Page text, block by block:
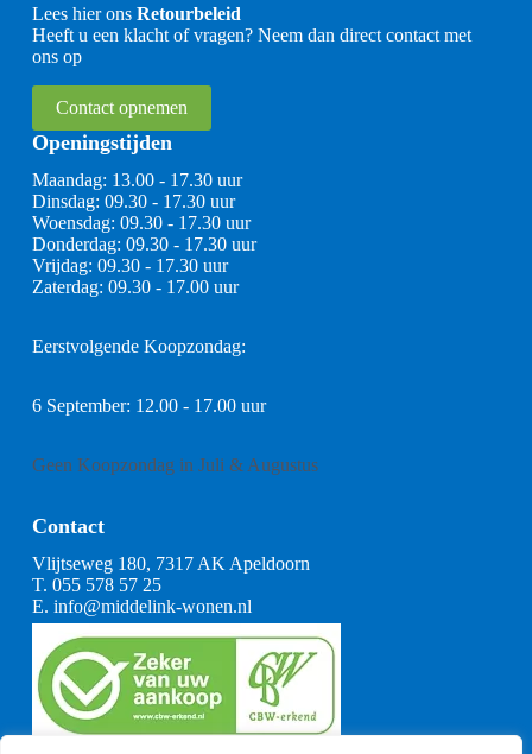
Lees hier ons Retourbeleid
Heeft u een klacht of vragen? Neem dan direct contact met
ons op
Contact opnemen
Openingstijden
Maandag: 13.00 - 17.30 uur
Dinsdag: 09.30 - 17.30 uur
Woensdag: 09.30 - 17.30 uur
Donderdag: 09.30 - 17.30 uur
Vrijdag: 09.30 - 17.30 uur
Zaterdag: 09.30 - 17.00 uur
Eerstvolgende Koopzondag:
6 September: 12.00 - 17.00 uur
Geen Koopzondag in Juli & Augustus
Contact
Vlijtseweg 180, 7317 AK Apeldoorn
T. 055 578 57 25
E. info@middelink-wonen.nl